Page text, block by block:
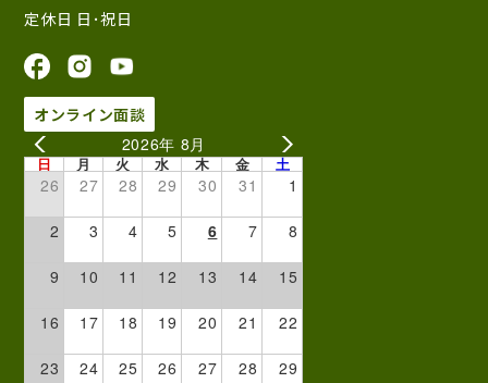
定休日 日･祝日
オンライン面談
2026年 8月
日 月 火 水 木 金 土
26 27 28 29 30 31 1
2 3 4 5 6 7 8
9 10 11 12 13 14 15
16 17 18 19 20 21 22
23 24 25 26 27 28 29